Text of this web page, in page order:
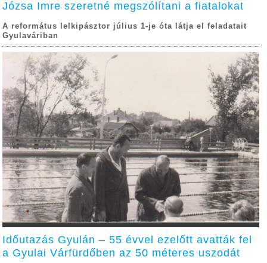
Józsa Imre szeretné megszólítani a fiatalokat
A református lelkipásztor július 1-je óta látja el feladatait
Gyulaváriban
Időutazás Gyulán – 55 évvel ezelőtt avatták fel
a Gyulai Várfürdőben az 50 méteres uszodát